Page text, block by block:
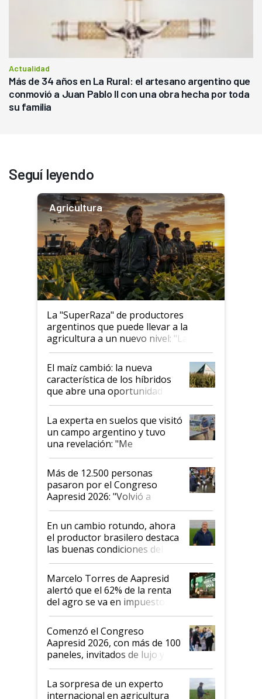
Actualidad
Más de 34 años en La Rural: el artesano argentino que
conmovió a Juan Pablo II con una obra hecha por toda
su familia
Seguí leyendo
Agricultura
La "SuperRaza" de productores
argentinos que puede llevar a la
agricultura a un nuevo nivel: "Las
posibilidades de crecimiento son
infinitas"
El maíz cambió: la nueva
característica de los híbridos
que abre una oportunidad en
el lote
La experta en suelos que visitó
un campo argentino y tuvo
una revelación: "Me
impresionó mucho"
Más de 12.500 personas
pasaron por el Congreso
Aapresid 2026: "Volvió a
demostrar que hablar del
suelo es hablar de todo el
sistema productivo"
En un cambio rotundo, ahora
el productor brasilero destaca
las buenas condiciones del
agro argentino para invertir:
"Los veo más motivados"
Marcelo Torres de Aapresid
alertó que el 62% de la renta
del agro se va en impuestos:
"No es bueno que en
Argentina se sigan discutiendo
las mismas cosas de hace 50
años"
Comenzó el Congreso
Aapresid 2026, con más de 100
paneles, invitados de lujo y
todas las tendencias
La sorpresa de un experto
internacional en agricultura